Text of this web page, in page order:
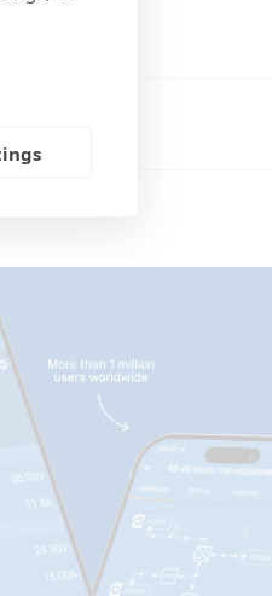
250VA - 1200VA & Sun Inverters